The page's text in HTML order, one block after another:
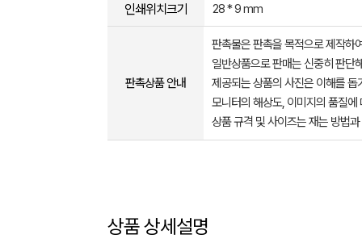
인쇄위치크기 28 * 9 mm
판촉상품 안내
판촉물은 판촉을 목적으로 제작하
일반상품으로 판매는 신중히 판단
제공되는 상품의 사진은 이해를
모니터의 해상도, 이미지의 품질
상품 규격 및 사이즈는 재는 방법
상품 상세설명